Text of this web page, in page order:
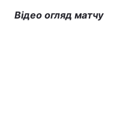
Відео огляд матчу